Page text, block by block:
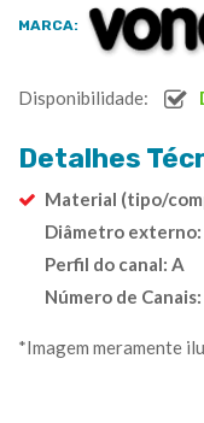
MARCA:
Disponibilidade:
Detalhes
Material (tipo/
Diâmetro externo:
Perfil do canal: A
Número de Canais:
*Imagem meramente